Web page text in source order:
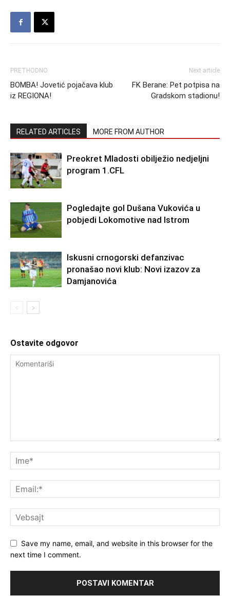
PRETHODNO
BOMBA! Jovetić pojačava klub
iz REGIONA!
Next article
FK Berane: Pet potpisa na
Gradskom stadionu!
RELATED ARTICLES MORE FROM AUTHOR
Preokret Mladosti obilježio nedjeljni
program 1.CFL
Pogledajte gol Dušana Vukovića u
pobjedi Lokomotive nad Istrom
Iskusni crnogorski defanzivac
pronašao novi klub: Novi izazov za
Damjanovića
Ostavite odgovor
Save my name, email, and website in this browser for the
next time I comment.